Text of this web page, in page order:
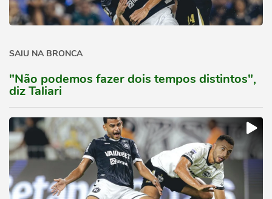
SAIU NA BRONCA
"Não podemos fazer dois tempos distintos",
diz Taliari